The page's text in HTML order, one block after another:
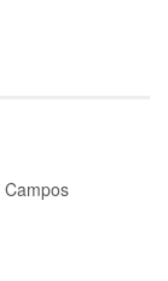
Campos